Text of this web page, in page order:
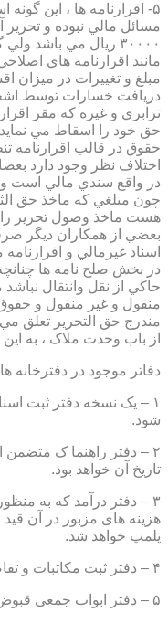
۵- اقرارنامه ها ، اين
مسائل مالي نبوده و تحرير
۳۰۰۰۰ ريال مي
مانند اقرارنامه هاي
مبلغ و تغييرات در ميزان
دريافت خسارات توسط
ترابري و غيره كه مقر
حق خود را اسقاط مي
حقوق در قالب اقرارنامه
اختلاف نظر وجود دارد بعضا
در واقع سندي مالي است
چون مبلغي كه ماخذ حق
هست ماخذ وصول تحرير را
بعضي از همكاران ديگر
اسناد غيرمالي و
در بخش صلح نامه ها
حاكي از نقل وانتقال
منقول و غير منقول و
مندرج حق التحرير تعلق مي
از باب وحدت ملاک ، به
دفاتر موجود در دفترخانه
۱ – یک نسخه دفتر ثبت
شود.
۲ – دفتر راهنما ک
تاریخ آن خواهد بود.
۳ – دفتر درآمد که به
هزینه های مزبور در آن
پلمپ خواهد شد.
۴ – دفتر ثبت مکاتبات و تقاضانامه اجرایی و خلاصه معاملات.
۵ – دفتر ابواب جمعی قبوض سپرده و اوراق بهادار.